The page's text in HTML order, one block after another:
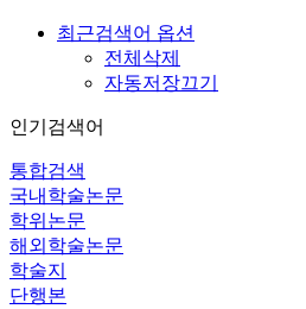
최근검색어 옵션
전체삭제
자동저장끄기
인기검색어
통합검색
국내학술논문
학위논문
해외학술논문
학술지
단행본